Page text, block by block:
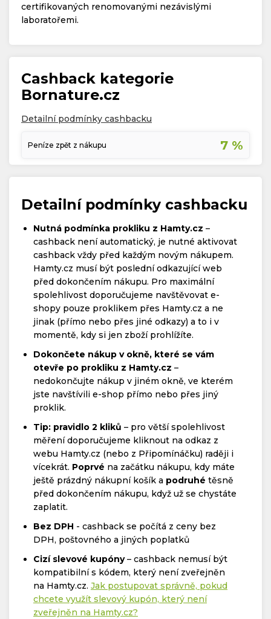
certifikovaných renomovanými nezávislými
laboratořemi.
Cashback kategorie
Bornature.cz
Detailní podmínky cashbacku
Peníze zpět z nákupu 7 %
Detailní podmínky cashbacku
Nutná podmínka prokliku z Hamty.cz –
cashback není automatický, je nutné aktivovat
cashback vždy před každým novým nákupem.
Hamty.cz musí být poslední odkazující web
před dokončením nákupu. Pro maximální
spolehlivost doporučujeme navštěvovat e-
shopy pouze proklikem přes Hamty.cz a ne
jinak (přímo nebo přes jiné odkazy) a to i v
momentě, kdy si jen zboží prohlížíte.
Dokončete nákup v okně, které se vám
otevře po prokliku z Hamty.cz –
nedokončujte nákup v jiném okně, ve kterém
jste navštívili e-shop přímo nebo přes jiný
proklik.
Tip: pravidlo 2 kliků – pro větší spolehlivost
měření doporučujeme kliknout na odkaz z
webu Hamty.cz (nebo z Připomínáčku) raději i
vícekrát. Poprvé na začátku nákupu, kdy máte
ještě prázdný nákupní košík a podruhé těsně
před dokončením nákupu, když už se chystáte
zaplatit.
Bez DPH - cashback se počítá z ceny bez
DPH, poštovného a jiných poplatků
Cizí slevové kupóny– cashback nemusí být
kompatibilní s kódem, který není zveřejněn
na Hamty.cz. Jak postupovat správně, pokud
chcete využít slevový kupón, který není
zveřejněn na Hamty.cz?